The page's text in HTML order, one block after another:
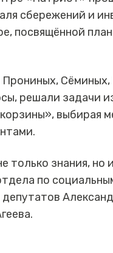
сбережений и
посвящённой
Прониных,
решали задачи
выбирая
только знания, но
по